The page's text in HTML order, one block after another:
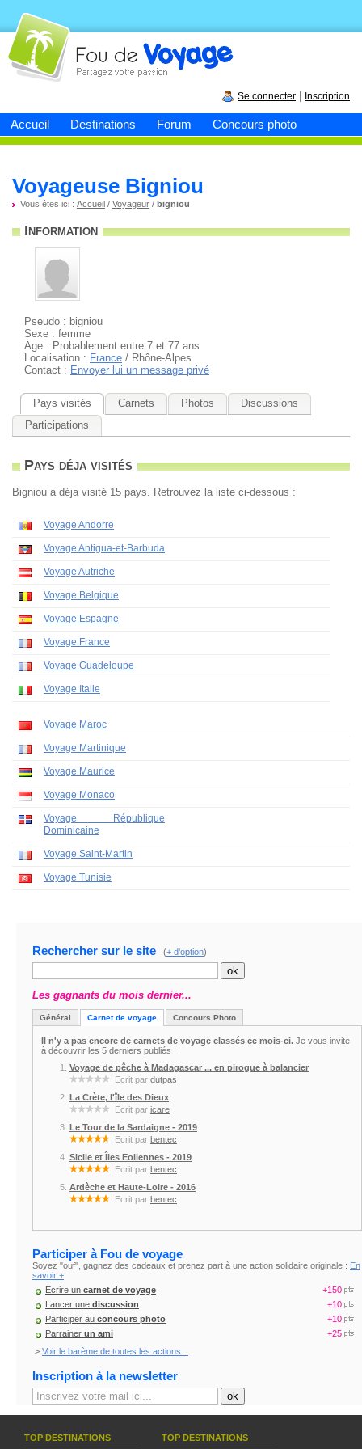
Accueil Destinations Forum Concours photo
Fou devoyage
Se connecter Inscription
Voyageuse Bigniou
Vous êtes ici : Accueil / Voyageur / bigniou
Information
Pseudo : bigniou
Sexe : femme
Age : Probablement entre 7 et 77 ans
Localisation : France / Rhône-Alpes
Contact : Envoyer lui un message privé
Pays visités Carnets Photos
Discussions
Participations
Pays déja visités
Bigniou a déja visité 15 pays. Retrouvez la liste ci-dessous :
Voyage Andorre
Voyage Antigua-et-Barbuda
Voyage Autriche
Voyage Belgique
Voyage Espagne
Voyage France
Voyage Guadeloupe
Voyage Italie
Voyage Maroc
Voyage Martinique
Voyage Maurice
Voyage Monaco
Voyage République
Dominicaine
Voyage Saint-Martin
Voyage Tunisie
Rechercher sur le site (+ d'option)
Les gagnants du mois dernier...
Général Carnet de voyage Concours Photo
Il n'y a pas encore de carnets de voyage classés ce mois-ci. Je vous invite
à découvrir les 5 derniers publiés :
Voyage de pêche à Madagascar ... en pirogue à balancier
Ecrit par dutpas
La Crète, l'île des Dieux
Ecrit par icare
Le Tour de la Sardaigne - 2019
Ecrit par bentec
Sicile et Îles Eoliennes - 2019
Ecrit par bentec
Ardèche et Haute-Loire - 2016
Ecrit par bentec
Participer à Fou de voyage
Soyez "ouf", gagnez des cadeaux et prenez part à une action solidaire originale : En
savoir +
Ecrire un carnet de voyage
+150
Lancer une discussion
+10
Participer au concours photo
+10
Parrainer un ami
+25
> Voir le barème de toutes les actions...
Inscription à la newsletter
TOP DESTINATIONS TOP DESTINATIONS